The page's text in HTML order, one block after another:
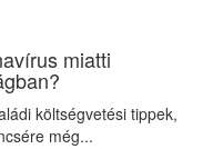
miatti
költségvetési tippek,
még...